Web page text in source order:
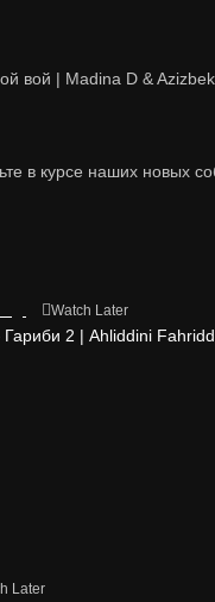
вой | Madina D &
в курсе наших новых
Watch Later
2 | Ahliddini
Later